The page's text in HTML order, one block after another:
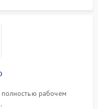
рабочем